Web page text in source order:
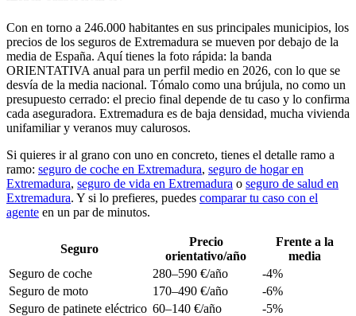
Con en torno a 246.000 habitantes en sus principales municipios, los
precios de los seguros de Extremadura se mueven por debajo de la
media de España. Aquí tienes la foto rápida: la banda
ORIENTATIVA anual para un perfil medio en 2026, con lo que se
desvía de la media nacional. Tómalo como una brújula, no como un
presupuesto cerrado: el precio final depende de tu caso y lo confirma
cada aseguradora. Extremadura es de baja densidad, mucha vivienda
unifamiliar y veranos muy calurosos.
Si quieres ir al grano con uno en concreto, tienes el detalle ramo a
ramo: seguro de coche en Extremadura, seguro de hogar en
Extremadura, seguro de vida en Extremadura o seguro de salud en
Extremadura. Y si lo prefieres, puedes comparar tu caso con el
agente en un par de minutos.
Seguro
Precio
orientativo/año
Frente a la
media
Seguro de coche
280–590 €/año
-4%
Seguro de moto
170–490 €/año
-6%
Seguro de patinete eléctrico 60–140 €/año
-5%